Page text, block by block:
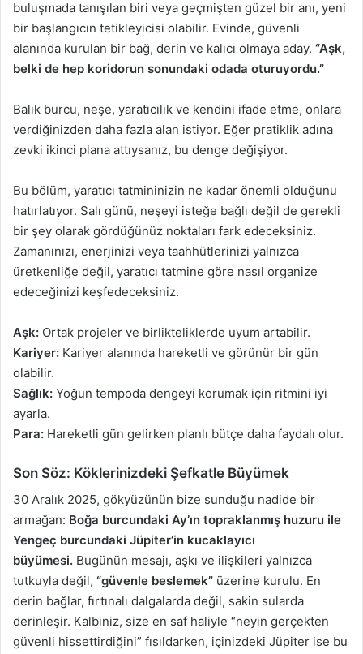
buluşmada tanışılan biri veya geçmişten güzel bir anı, yeni
bir başlangıcın tetikleyicisi olabilir. Evinde, güvenli
alanında kurulan bir bağ, derin ve kalıcı olmaya aday. “Aşk,
belki de hep koridorun sonundaki odada oturuyordu.”
Balık burcu, neşe, yaratıcılık ve kendini ifade etme, onlara
verdiğinizden daha fazla alan istiyor. Eğer pratiklik adına
zevki ikinci plana attıysanız, bu denge değişiyor.
Bu bölüm, yaratıcı tatmininizin ne kadar önemli olduğunu
hatırlatıyor. Salı günü, neşeyi isteğe bağlı değil de gerekli
bir şey olarak gördüğünüz noktaları fark edeceksiniz.
Zamanınızı, enerjinizi veya taahhütlerinizi yalnızca
üretkenliğe değil, yaratıcı tatmine göre nasıl organize
edeceğinizi keşfedeceksiniz.
Aşk: Ortak projeler ve birlikteliklerde uyum artabilir.
Kariyer: Kariyer alanında hareketli ve görünür bir gün
olabilir.
Sağlık: Yoğun tempoda dengeyi korumak için ritmini iyi
ayarla.
Para: Hareketli gün gelirken planlı bütçe daha faydalı olur.
Son Söz: Köklerinizdeki Şefkatle Büyümek
30 Aralık 2025, gökyüzünün bize sunduğu nadide bir
armağan: Boğa burcundaki Ay’ın topraklanmış huzuru ile
Yengeç burcundaki Jüpiter’in kucaklayıcı
büyümesi. Bugünün mesajı, aşkı ve ilişkileri yalnızca
tutkuyla değil, “güvenle beslemek” üzerine kurulu. En
derin bağlar, fırtınalı dalgalarda değil, sakin sularda
derinleşir. Kalbiniz, size en saf haliyle “neyin gerçekten
güvenli hissettirdiğini” fısıldarken, içinizdeki Jüpiter ise bu